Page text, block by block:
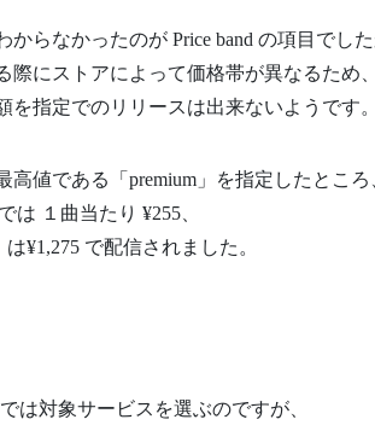
からなかったのが Price band の項目でした
際にストアによって価格帯が異なるため、
を指定でのリリースは出来ないようです。
高値である「premium」を指定したところ
は １曲当たり ¥255、
¥1,275 で配信されました。
では対象サービスを選ぶのですが、